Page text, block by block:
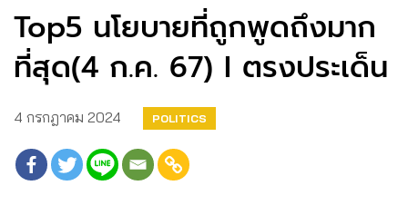
Top5 นโยบายที่ถูกพูดถึงมาก
ที่สุด(4 ก.ค. 67) I ตรงประเด็น
4 กรกฎาคม 2024 POLITICS